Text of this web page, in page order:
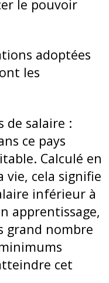
le pouvoir
adoptées
les
de salaire :
ce pays
Calculé en
cela signifie
inférieur à
apprentissage,
grand nombre
cet